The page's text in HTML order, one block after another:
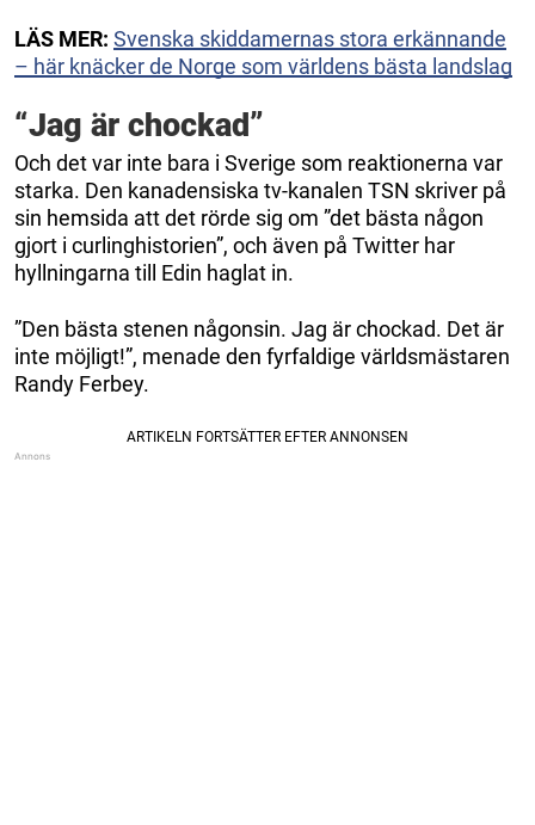
LÄS MER: Svenska skiddamernas stora erkännande
– här knäcker de Norge som världens bästa landslag
“Jag är chockad”
Och det var inte bara i Sverige som reaktionerna var
starka. Den kanadensiska tv-kanalen TSN skriver på
sin hemsida att det rörde sig om ”det bästa någon
gjort i curlinghistorien”, och även på Twitter har
hyllningarna till Edin haglat in.
”Den bästa stenen någonsin. Jag är chockad. Det är
inte möjligt!”, menade den fyrfaldige världsmästaren
Randy Ferbey.